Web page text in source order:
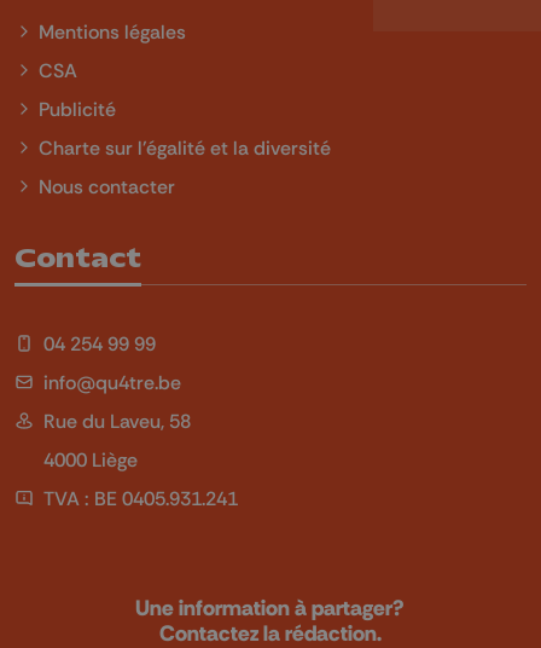
Mentions légales
CSA
Publicité
Charte sur l'égalité et la diversité
Nous contacter
Contact
04 254 99 99
info@qu4tre.be
Rue du Laveu, 58
4000 Liège
TVA : BE 0405.931.241
Une information à partager?
Contactez la rédaction.